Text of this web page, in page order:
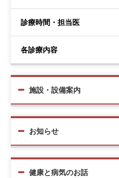
診療時間・担当医
各診療内容
施設・設備案内
お知らせ
健康と病気のお話